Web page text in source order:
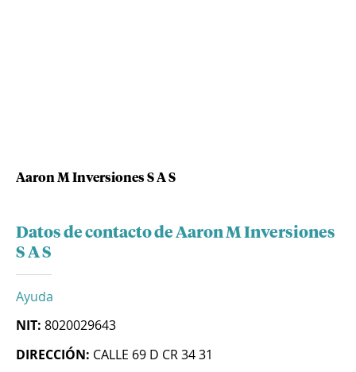
Aaron M Inversiones S A S
Datos de contacto de Aaron M Inversiones
S A S
Ayuda
NIT: 8020029643
DIRECCIÓN: CALLE 69 D CR 34 31